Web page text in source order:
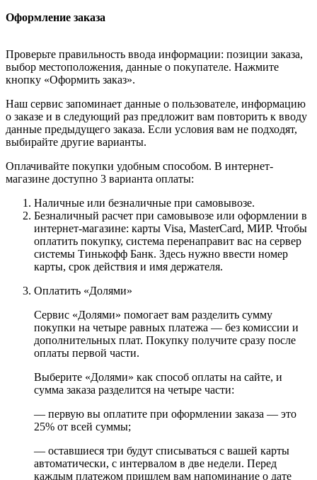
Оформление заказа
Проверьте правильность ввода информации: позиции заказа,
выбор местоположения, данные о покупателе. Нажмите
кнопку «Оформить заказ».
Наш сервис запоминает данные о пользователе, информацию
о заказе и в следующий раз предложит вам повторить к вводу
данные предыдущего заказа. Если условия вам не подходят,
выбирайте другие варианты.
Оплачивайте покупки удобным способом. В интернет-
магазине доступно 3 варианта оплаты:
Наличные или безналичные при самовывозе.
Безналичный расчет при самовывозе или оформлении в
интернет-магазине: карты Visa, MasterCard, МИР. Чтобы
оплатить покупку, система перенаправит вас на сервер
системы Тинькофф Банк. Здесь нужно ввести номер
карты, срок действия и имя держателя.
Оплатить «Долями»
Сервис «Долями» помогает вам разделить сумму
покупки на четыре равных платежа — без комиссии и
дополнительных плат. Покупку получите сразу после
оплаты первой части.
Выберите «Долями» как способ оплаты на сайте, и
сумма заказа разделится на четыре части:
— первую вы оплатите при оформлении заказа — это
25% от всей суммы;
— оставшиеся три будут списываться с вашей карты
автоматически, с интервалом в две недели. Перед
каждым платежом пришлем вам напоминание о дате